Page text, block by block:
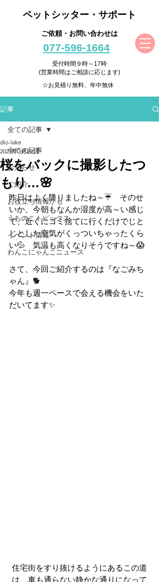
ペットシッター・サポート
ご依頼・お問い合わせは
077-596-1664
受付時間９時～17時
(営業時間はご相談に応じます)
☆お見積り無料、年中無休
記事
全ての記事
お知らせ
ご紹介
お役立ち情報かも
うちのこトピックス
イベント情報
わんこにゃんこニュース
全ての記事
桜をバックに撮影したつ
もり…🌸
dio-lake
2021年3月29日
昨日はよく降りましたね～☔　そのせ
いか、今朝もなんか湿度が高～い感じ
で、近くにゴミ捨てに行くだけでじと
じとした空気がくっついちゃったくら
い💦　気温も高くなりそうですね～😱
さて、今回ご紹介するのは『なごみち
ゃん』🐕
今年も週一ペースで会える機会をいた
だいてます✨
住宅街をすり抜けるようにあるこの道
は、車も通らない静かな通りになって